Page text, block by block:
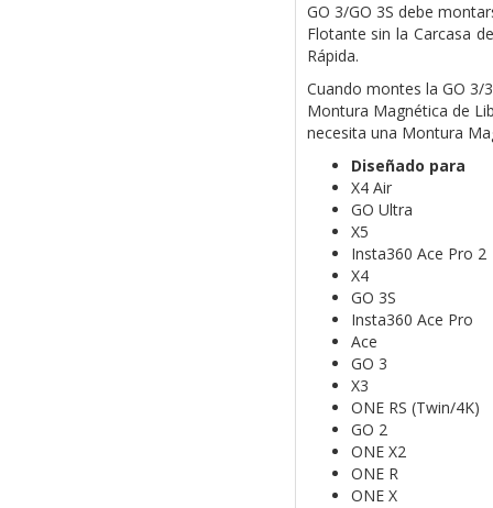
GO 3/GO 3S debe
Flotante sin la Carcasa
Rápida.
Cuando montes la GO 3/
Montura Magnética de
necesita una Montura
Diseñado para
X4 Air
GO Ultra
X5
Insta360 Ace Pro 2
X4
GO 3S
Insta360 Ace Pro
Ace
GO 3
X3
ONE RS (Twin/4K)
GO 2
ONE X2
ONE R
ONE X